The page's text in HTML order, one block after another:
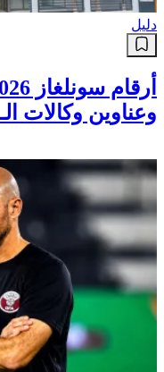
دليل
وعناوين وكالات الـ 58